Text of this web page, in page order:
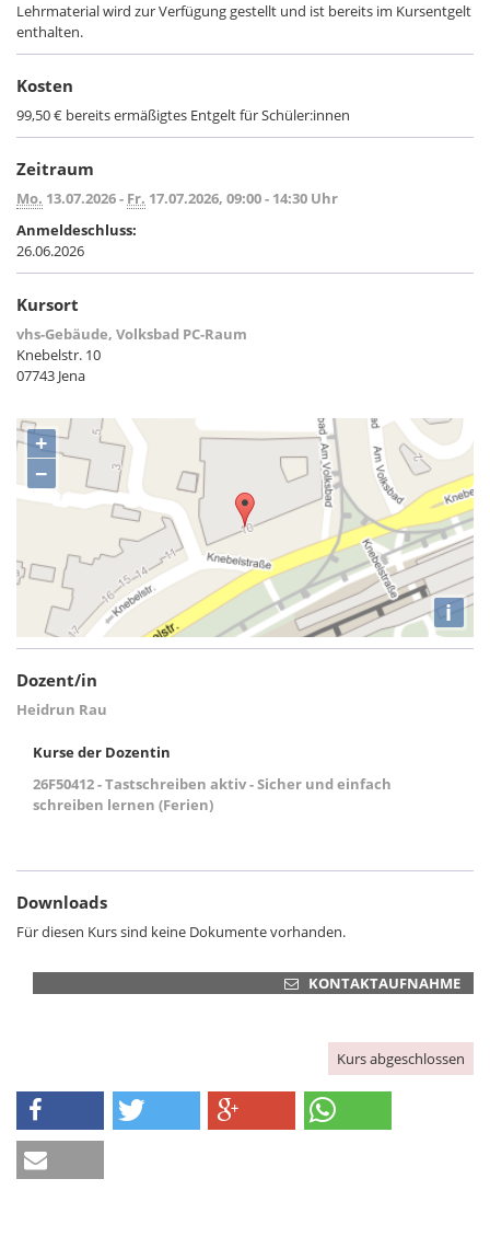
Lehrmaterial wird zur Verfügung gestellt und ist bereits im Kursentgelt
enthalten.
Kosten
99,50 € bereits ermäßigtes Entgelt für Schüler:innen
Zeitraum
Mo. 13.07.2026 - Fr. 17.07.2026, 09:00 - 14:30 Uhr
Anmeldeschluss:
26.06.2026
Kursort
vhs-Gebäude, Volksbad PC-Raum
Knebelstr. 10
07743 Jena
+
−
i
Dozent/in
Heidrun Rau
Kurse der Dozentin
26F50412 - Tastschreiben aktiv - Sicher und einfach
schreiben lernen (Ferien)
Downloads
Für diesen Kurs sind keine Dokumente vorhanden.
KONTAKTAUFNAHME
Kurs abgeschlossen